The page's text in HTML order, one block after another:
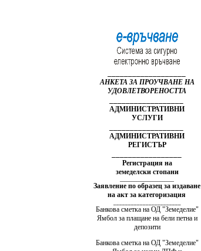
АНКЕТА ЗА ПРОУЧВАНЕ НА
УДОВЛЕТВОРЕНОСТТА
АДМИНИСТРАТИВНИ
УСЛУГИ
АДМИНИСТРАТИВНИ
РЕГИСТЪР
Регистрация на
земеделски стопани
Заявление по образец за издаване
на акт за категоризация
Банкова сметка на ОД "Земеделие"
Ямбол за плащане на бели петна и
депозити
Банкова сметка на ОД "Земеделие"